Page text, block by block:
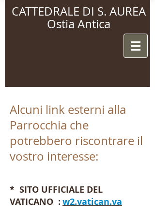
CATTEDRALE DI S. AUREA
Ostia Antica
Alcuni link esterni alla
Parrocchia che
potrebbero riscontrare il
vostro interesse:
* SITO UFFICIALE DEL
VATICANO : w2.vatican.va